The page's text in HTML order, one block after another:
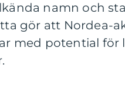
namn och
gör att Nordea-
med potential för